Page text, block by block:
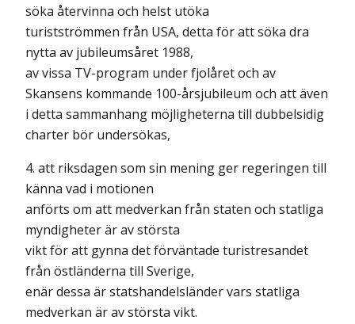
söka återvinna och helst utöka
turistströmmen från USA, detta för att söka dra
nytta av jubileumsåret 1988,
av vissa TV-program under fjolåret och av
Skansens kommande 100-årsjubileum och att även
i detta sammanhang möjligheterna till dubbelsidig
charter bör undersökas,
4. att riksdagen som sin mening ger regeringen till
känna vad i motionen
anförts om att medverkan från staten och statliga
myndigheter är av största
vikt för att gynna det förväntade turistresandet
från östländerna till Sverige,
enär dessa är statshandelsländer vars statliga
medverkan är av största vikt.